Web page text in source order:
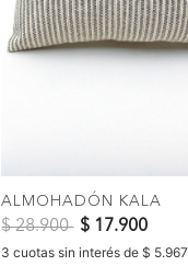
ALMOHADÓN KALA
Precio reducido de
$ 28.900a$ 17.900
3 cuotas sin interés de $ 5.967